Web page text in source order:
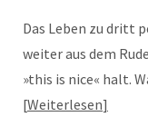
Das Leben zu dritt
weiter aus dem
»this is nice« halt.
Weiterlesen